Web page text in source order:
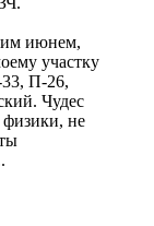
июнем,
участку
П-26,
Чудес
физики, не